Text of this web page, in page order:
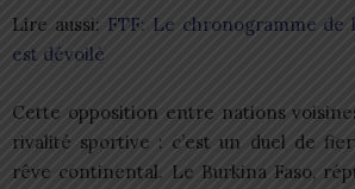
Lire aussi: FTF: Le chronogramme de
est dévoilé
Cette opposition entre nations
rivalité sportive : c’est un duel de
rêve continental. Le Burkina Faso,